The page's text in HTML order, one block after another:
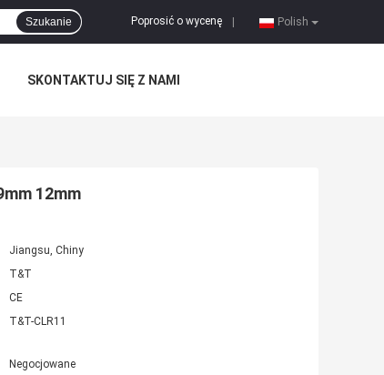
Polish
Poprosić o wycenę
Szukanie
SKONTAKTUJ SIĘ Z NAMI
12mm
Jiangsu, Chiny
T&T
CE
T&T-CLR11
Negocjowane